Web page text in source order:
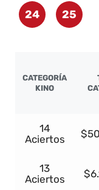
24 25
CATEGORÍA
KINO
14
Aciertos
13
Aciertos